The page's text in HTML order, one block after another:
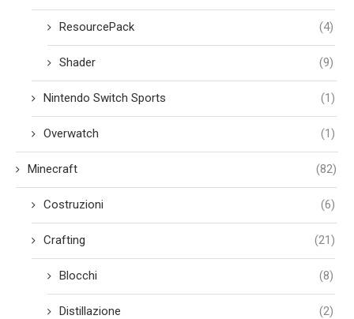
ResourcePack (4)
Shader (9)
Nintendo Switch Sports (1)
Overwatch (1)
Minecraft (82)
Costruzioni (6)
Crafting (21)
Blocchi (8)
Distillazione (2)